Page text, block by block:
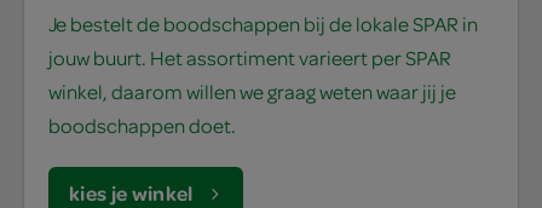
Je bestelt de boodschappen bij de lokale SPAR in
jouw buurt. Het assortiment varieert per SPAR
winkel, daarom willen we graag weten waar jij je
boodschappen doet.
kies je winkel